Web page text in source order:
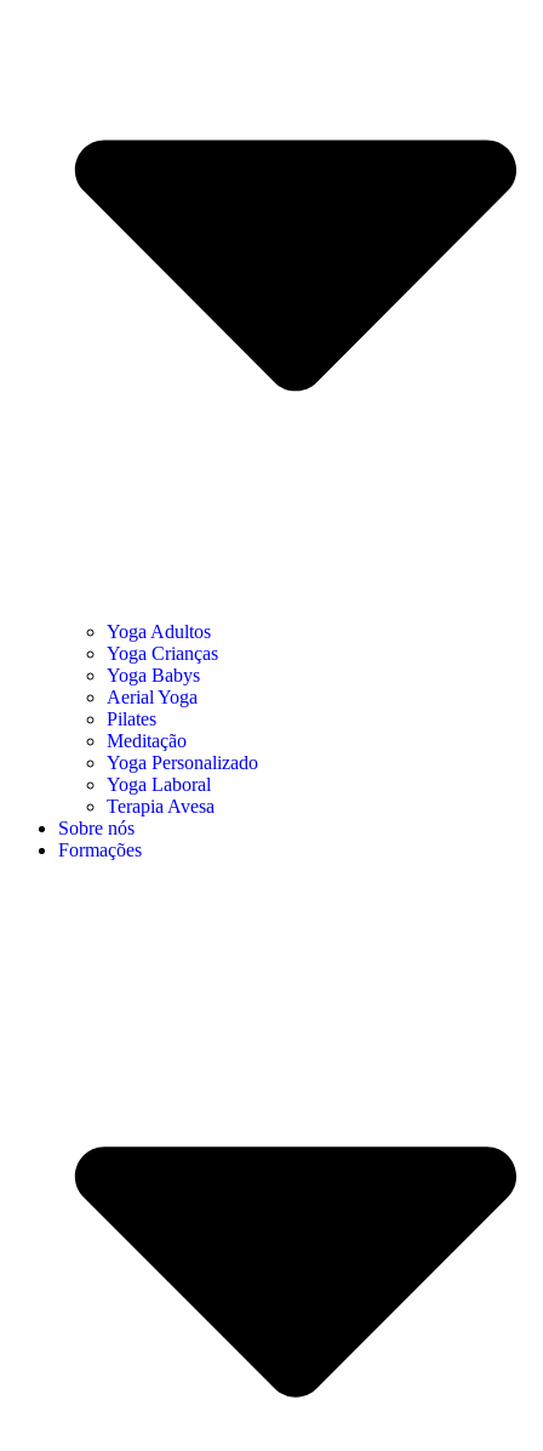
Yoga Adultos
Yoga Crianças
Yoga Babys
Aerial Yoga
Pilates
Meditação
Yoga Personalizado
Yoga Laboral
Terapia Avesa
Sobre nós
Formações